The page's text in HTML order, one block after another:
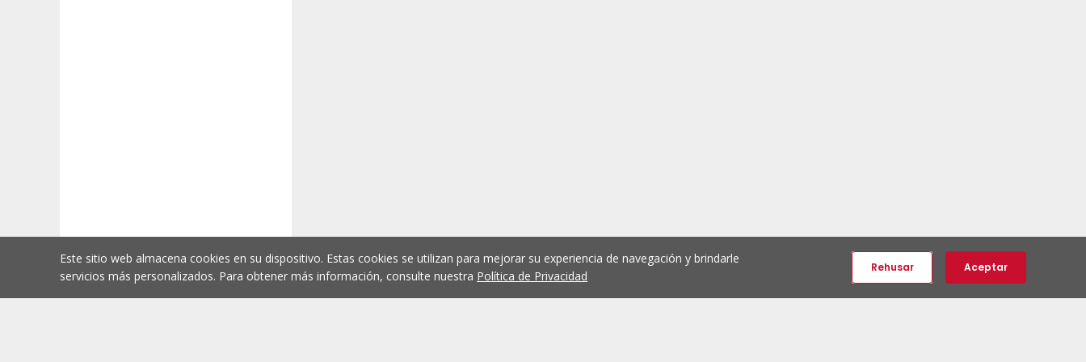
Este sitio web almacena cookies en su dispositivo. Estas cookies se utilizan para mejorar su experiencia de navegación y brindarle
servicios más personalizados. Para obtener más información, consulte nuestra Política de Privacidad
Rehusar Aceptar